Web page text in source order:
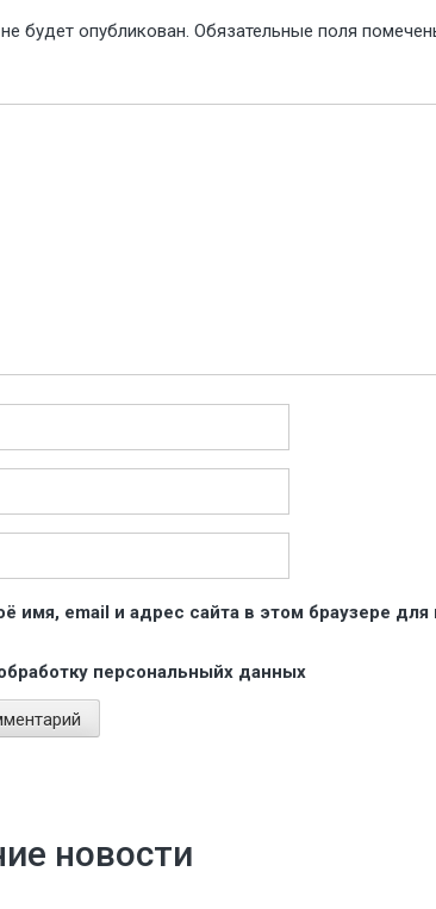
будет опубликован. Обязательные поля
имя, email и адрес сайта в этом браузере
персональныйх данных
новости